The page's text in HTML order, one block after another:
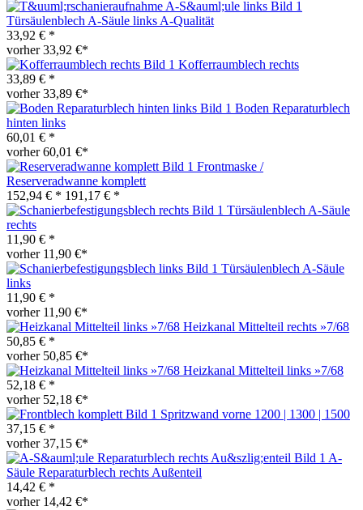
Türsäulenblech A-Säule links A-Qualität
33,92 € *
vorher 33,92 €*
Kofferraumblech rechts
33,89 € *
vorher 33,89 €*
Boden Reparaturblech
hinten links
60,01 € *
vorher 60,01 €*
Frontmaske /
Reserveradwanne komplett
152,94 € * 191,17 € *
Türsäulenblech A-Säule
rechts
11,90 € *
vorher 11,90 €*
Türsäulenblech A-Säule
links
11,90 € *
vorher 11,90 €*
Heizkanal Mittelteil rechts »7/68
50,85 € *
vorher 50,85 €*
Heizkanal Mittelteil links »7/68
52,18 € *
vorher 52,18 €*
Spritzwand vorne 1200 | 1300 | 1500
37,15 € *
vorher 37,15 €*
A-
Säule Reparaturblech rechts Außenteil
14,42 € *
vorher 14,42 €*